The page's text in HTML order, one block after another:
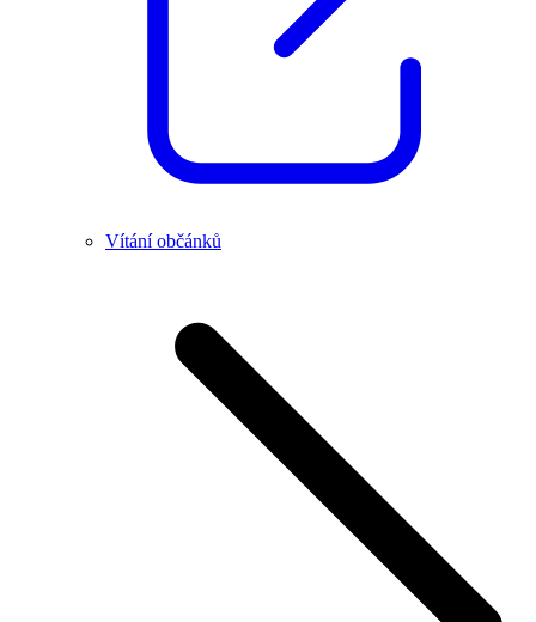
Vítání občánků